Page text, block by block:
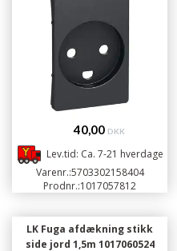
40,00 DKK
Lev.tid: Ca. 7-21 hverdage
Varenr.:5703302158404
Prodnr.:1017057812
LK Fuga afdækning stikk
side jord 1,5m 1017060524